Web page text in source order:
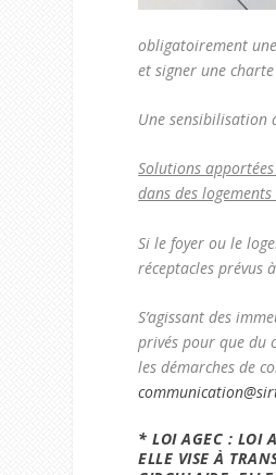
obligatoirement
et signer une charte
Une sensibilisation
Solutions
dans des
Si le foyer ou le
réceptacles prévus
S’agissant des
privés pour que du
les démarches de
* LOI AGEC : LOI
ELLE VISE À